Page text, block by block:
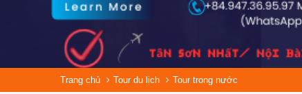
Trang chủ Tour du lịch Tour trong nước